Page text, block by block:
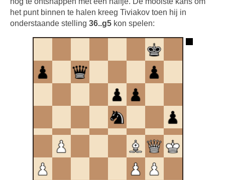
het punt binnen te halen kreeg Tiviakov toen hij in
onderstaande stelling 36..g5 kon spelen: